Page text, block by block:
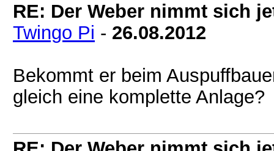
RE: Der Weber nimmt sich
Twingo Pi - 26.08.2012
Bekommt er beim
gleich eine komplette Anlage?